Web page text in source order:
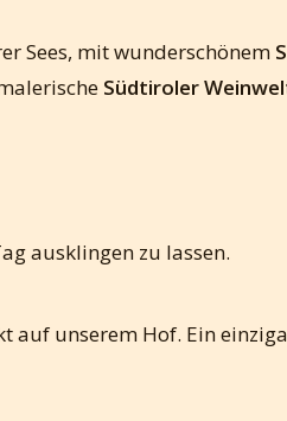
Sees, mit wunderschönem
Südtiroler
ausklingen zu lassen.
auf unserem Hof. Ein